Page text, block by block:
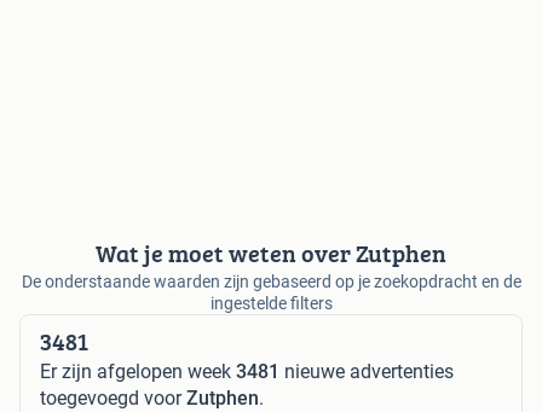
Wat je moet weten over Zutphen
De onderstaande waarden zijn gebaseerd op je zoekopdracht en de
ingestelde filters
3481
Er zijn afgelopen week 3481 nieuwe advertenties
toegevoegd voorZutphen.